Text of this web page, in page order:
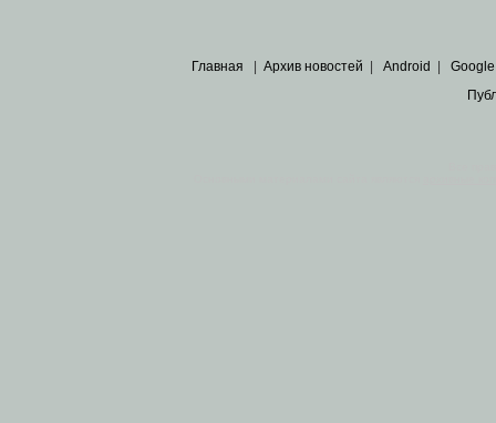
Главная | Архив новостей | Android | Google